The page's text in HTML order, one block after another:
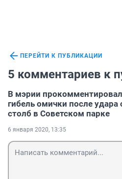
ПЕРЕЙТИ К ПУБЛИКАЦИИ
5 комментариев к
В мэрии
гибель омички после удара
столб в Советском парке
6 января 2020, 13:35